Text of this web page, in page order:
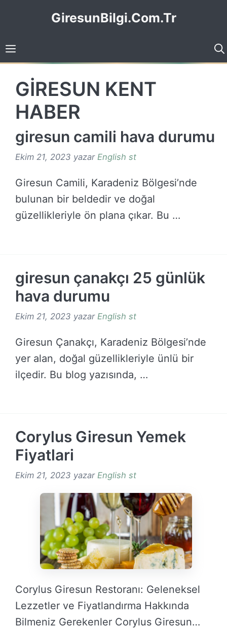
GiresunBilgi.Com.Tr
GİRESUN KENT
HABER
giresun camili hava durumu
Ekim 21, 2023 yazar English st
Giresun Camili, Karadeniz Bölgesi’nde
bulunan bir beldedir ve doğal
güzellikleriyle ön plana çıkar. Bu …
giresun çanakçı 25 günlük
hava durumu
Ekim 21, 2023 yazar English st
Giresun Çanakçı, Karadeniz Bölgesi’nde
yer alan, doğal güzellikleriyle ünlü bir
ilçedir. Bu blog yazısında, …
Corylus Giresun Yemek
Fiyatlari
Ekim 21, 2023 yazar English st
Corylus Giresun Restoranı: Geleneksel
Lezzetler ve Fiyatlandırma Hakkında
Bilmeniz Gerekenler Corylus Giresun